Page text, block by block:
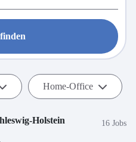
Home-Office
Holstein 16 Jobs